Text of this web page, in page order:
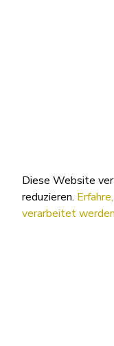
Diese Website
reduzieren.
verarbeitet